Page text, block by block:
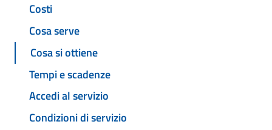
Costi
Cosa serve
Cosa si ottiene
Tempi e scadenze
Accedi al servizio
Condizioni di servizio